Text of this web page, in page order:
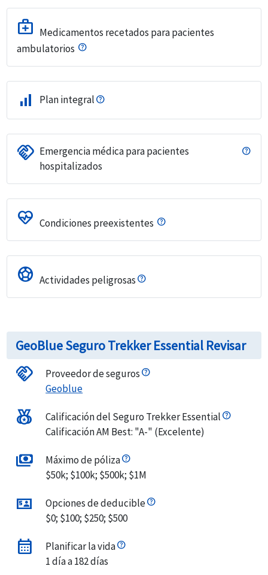
medical_services Medicamentos recetados para pacientes
ambulatorios
signal_cellular_alt Plan integral
handshake Emergencia médica para pacientes
hospitalizados
ecg_heart Condiciones preexistentes
sports_soccer Actividades peligrosas
GeoBlue Seguro Trekker Essential Revisar
handshake
Proveedor de seguros
Geoblue
social_leaderboard
Calificación del Seguro Trekker Essential
Calificación AM Best: "A-" (Excelente)
payments
Máximo de póliza
$50k; $100k; $500k; $1M
universal_currency
Opciones de deducible
$0; $100; $250; $500
calendar_month
Planificar la vida
1 día a 182 días